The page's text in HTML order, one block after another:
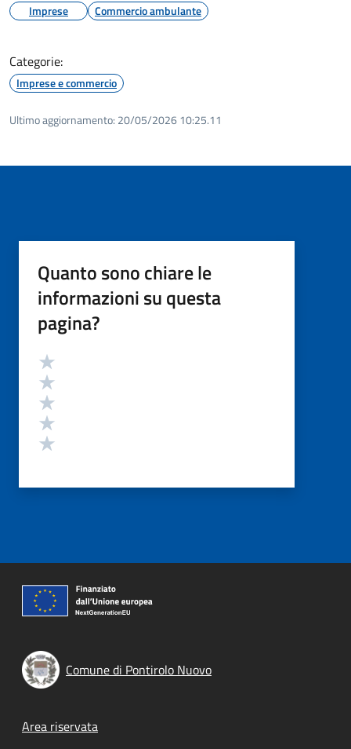
Imprese Commercio ambulante
Categorie:
Imprese e commercio
Ultimo aggiornamento: 20/05/2026 10:25.11
Quanto sono chiare le
informazioni su questa
pagina?
Valutazione
Comune di Pontirolo Nuovo
Footer menu
Area riservata